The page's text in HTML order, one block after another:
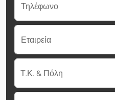
Τηλέφωνο
Εταιρεία
Τ.Κ. & Πόλη